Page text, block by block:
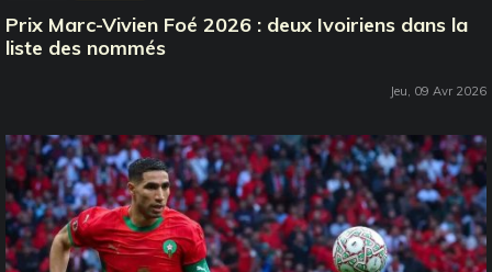
Prix Marc-Vivien Foé 2026 : deux Ivoiriens dans la
liste des nommés
Jeu, 09 Avr 2026